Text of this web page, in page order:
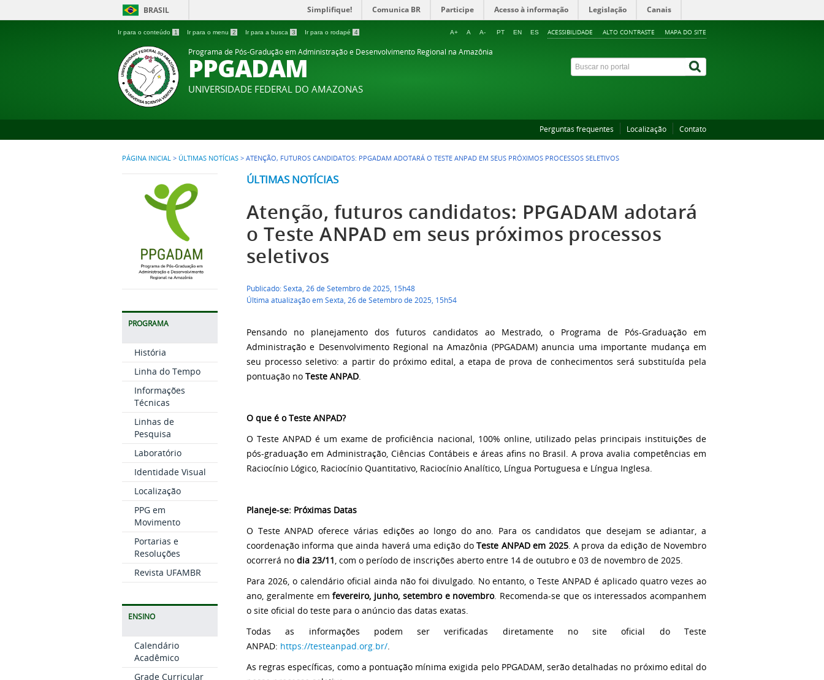
BRASIL Simplifique! Comunica BR Participe Acesso à informação Legislação Canais
Ir para o conteúdo 1 Ir para o menu 2 Ir para a busca 3 Ir para o rodapé 4 ACESSIBILIDADE ALTO CONTRASTE MAPA DO SITE
A+ A A- PT EN ES
Programa de Pós-Gradução em Administração e Desenvolvimento Regional na Amazônia
PPGADAM
UNIVERSIDADE FEDERAL DO AMAZONAS
Perguntas frequentes Localização Contato
PÁGINA INICIAL > ÚLTIMAS NOTÍCIAS > ATENÇÃO, FUTUROS CANDIDATOS: PPGADAM ADOTARÁ O TESTE ANPAD EM SEUS PRÓXIMOS PROCESSOS SELETIVOS
PROGRAMA
História
Linha do Tempo
Informações
Técnicas
Linhas de
Pesquisa
Laboratório
Identidade Visual
Localização
PPG em
Movimento
Portarias e
Resoluções
Revista UFAMBR
ENSINO
Calendário
Acadêmico
Grade Curricular
ÚLTIMAS NOTÍCIAS
Atenção, futuros candidatos: PPGADAM adotará
o Teste ANPAD em seus próximos processos
seletivos
Publicado: Sexta, 26 de Setembro de 2025, 15h48
Última atualização em Sexta, 26 de Setembro de 2025, 15h54
Pensando no planejamento dos futuros candidatos ao Mestrado, o Programa de Pós-Graduação em
Administração e Desenvolvimento Regional na Amazônia (PPGADAM) anuncia uma importante mudança em
seu processo seletivo: a partir do próximo edital, a etapa de prova de conhecimentos será substituída pela
pontuação no Teste ANPAD.
O que é o Teste ANPAD?
O Teste ANPAD é um exame de proficiência nacional, 100% online, utilizado pelas principais instituições de
pós-graduação em Administração, Ciências Contábeis e áreas afins no Brasil. A prova avalia competências em
Raciocínio Lógico, Raciocínio Quantitativo, Raciocínio Analítico, Língua Portuguesa e Língua Inglesa.
Planeje-se: Próximas Datas
O Teste ANPAD oferece várias edições ao longo do ano. Para os candidatos que desejam se adiantar, a
coordenação informa que ainda haverá uma edição doTeste ANPAD em 2025. A prova da edição de Novembro
ocorrerá no dia 23/11, com o período de inscrições aberto entre 14 de outubro e 03 de novembro de 2025.
Para 2026, o calendário oficial ainda não foi divulgado. No entanto, o Teste ANPAD é aplicado quatro vezes ao
ano, geralmente emfevereiro, junho, setembro e novembro. Recomenda-se que os interessados acompanhem
o site oficial do teste para o anúncio das datas exatas.
Todas as informações podem ser verificadas diretamente no site oficial do Teste
ANPAD: https://testeanpad.org.br/.
As regras específicas, como a pontuação mínima exigida pelo PPGADAM, serão detalhadas no próximo edital do